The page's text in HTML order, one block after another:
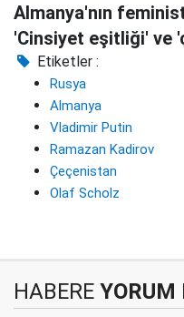
Almanya'nın
'Cinsiyet eşitliği' ve
Etiketler :
Rusya
Almanya
Vladimir Putin
Ramazan Kadirov
Çeçenistan
Olaf Scholz
HABERE YORUM